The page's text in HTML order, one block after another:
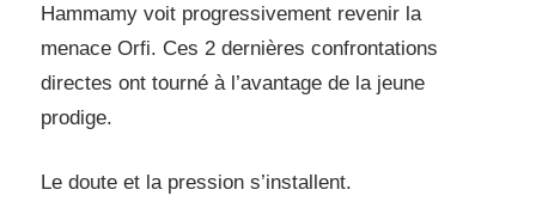
Hammamy voit progressivement revenir la
menace Orfi. Ces 2 dernières confrontations
directes ont tourné à l’avantage de la jeune
prodige.
Le doute et la pression s’installent.